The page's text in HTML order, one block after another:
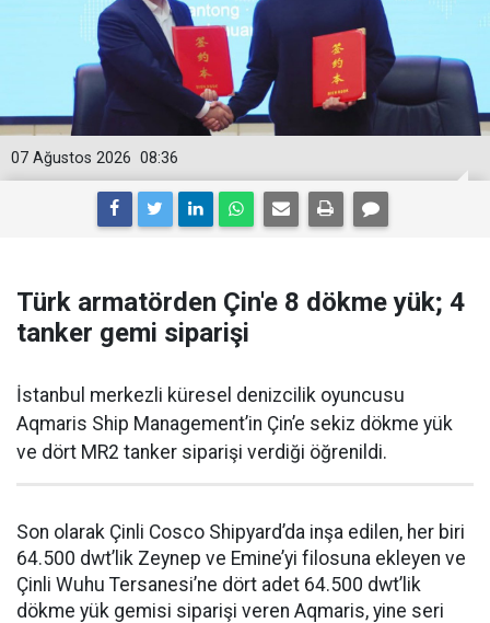
08:36
07 Ağustos 2026
Türk armatörden Çin'e 8 dökme yük; 4
tanker gemi siparişi
İstanbul merkezli küresel denizcilik oyuncusu
Aqmaris Ship Management’in Çin’e sekiz dökme yük
ve dört MR2 tanker siparişi verdiği öğrenildi.
Son olarak Çinli Cosco Shipyard’da inşa edilen, her biri
64.500 dwt’lik Zeynep ve Emine’yi filosuna ekleyen ve
Çinli Wuhu Tersanesi’ne dört adet 64.500 dwt’lik
dökme yük gemisi siparişi veren Aqmaris, yine seri